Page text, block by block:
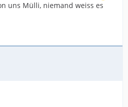
uns Mülli, niemand weiss es